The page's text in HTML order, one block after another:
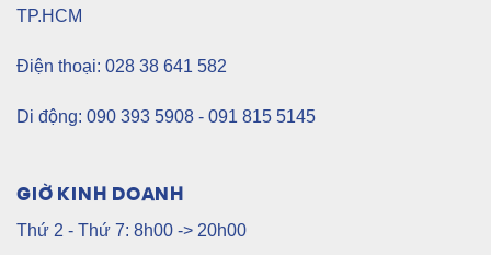
TP.HCM
Điện thoại: 028 38 641 582
Di động: 090 393 5908 - 091 815 5145
GIỜ KINH DOANH
Thứ 2 - Thứ 7: 8h00 -> 20h00